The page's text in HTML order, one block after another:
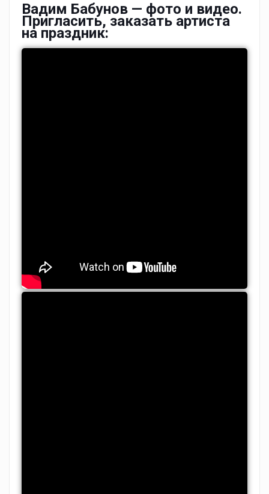
Вадим Бабунов — фото и видео.
Пригласить, заказать артиста
на праздник: